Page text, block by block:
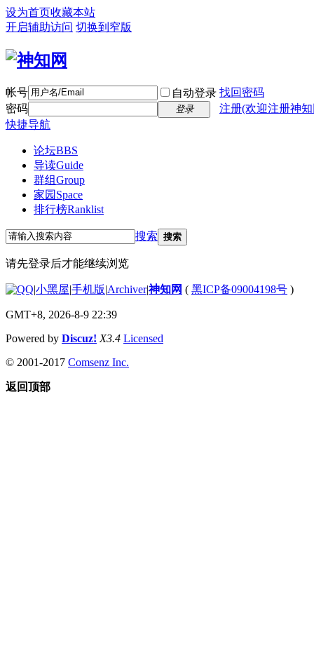
设为首页收藏本站
开启辅助访问 切换到窄版
帐号 自动登录 找回密码
密码
登录
注册(欢迎注册神
快捷导航
论坛BBS
导读Guide
群组Group
家园 Space
排行榜Ranklist
搜索 搜索
请先登录后才能继续浏览
|小黑屋|手机版|Archiver|神知网 ( 黑ICP备09004198号 )
GMT+8, 2026-8-9 22:39
Powered by Discuz! X3.4 Licensed
© 2001-2017 Comsenz Inc.
返回顶部